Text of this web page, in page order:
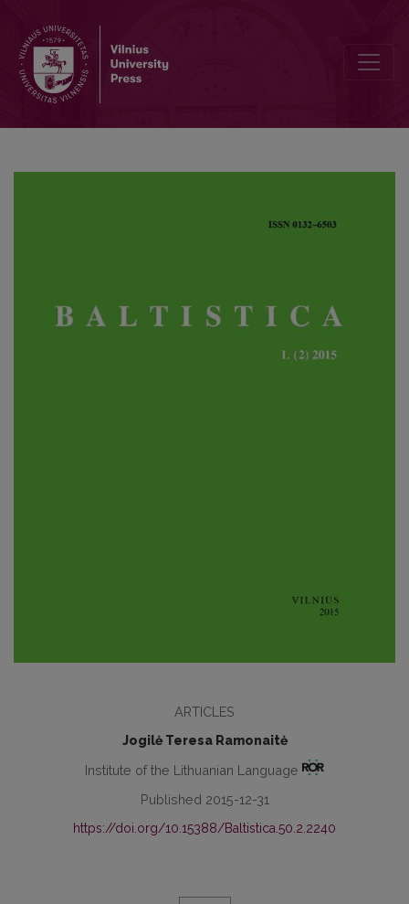
ARTICLES
Jogilė Teresa Ramonaitė
Institute of the Lithuanian Language
Published 2015-12-31
https://doi.org/10.15388/Baltistica.50.2.2240